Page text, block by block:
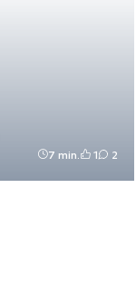
7 min. 1 2